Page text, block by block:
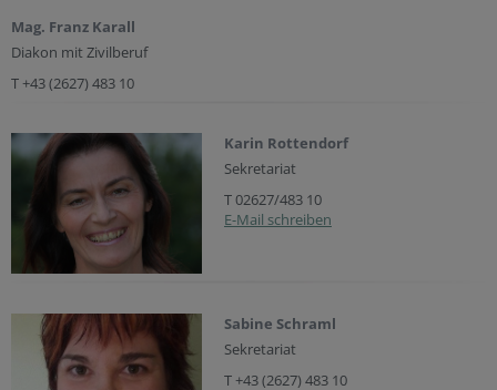
Mag. Franz Karall
Diakon mit Zivilberuf
T +43 (2627) 483 10
Karin Rottendorf
Sekretariat
T 02627/483 10
E-Mail schreiben
Sabine Schraml
Sekretariat
T +43 (2627) 483 10